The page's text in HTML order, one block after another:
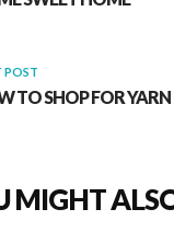
POST
TO SHOP FOR YARN
MIGHT